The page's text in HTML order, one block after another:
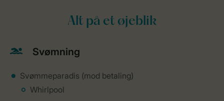
Alt på et øjeblik
Svømning
Svømmeparadis (mod betaling)
Whirlpool